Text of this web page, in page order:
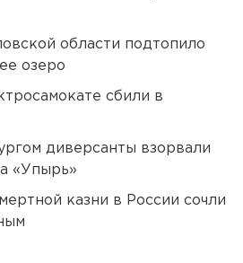
области подтопило
озеро
сбили в
диверсанты взорвали
«Упырь»
казни в России сочли